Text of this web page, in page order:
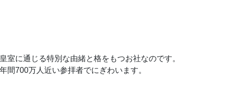
室に通じる特別な由緒と格をもつお社なのです。
700万人近い参拝者でにぎわいます。